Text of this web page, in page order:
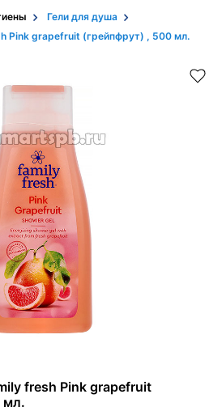
Гели для душа
Pink grapefruit (грейпфрут) , 500 мл.
fresh Pink grapefruit
мл.